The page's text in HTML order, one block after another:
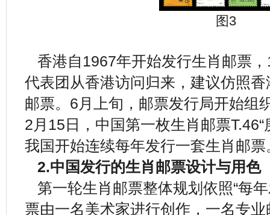
图3
香港自1967年开始发行生肖邮票
代表团从香港访问归来，建议仿照
邮票。6月上旬，邮票发行局开始组
2月15日，中国第一枚生肖邮票
我国开始连续每年发行一套生肖邮票
2.中国发行的生肖邮票设计与用色
第一轮生肖邮票整体规划依照“每
票由一名美术家进行创作，一名专